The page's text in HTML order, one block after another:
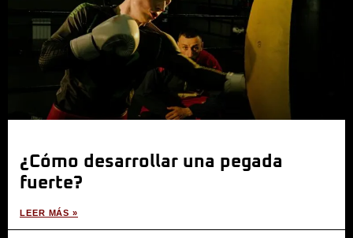
¿Cómo desarrollar una pegada
fuerte?
LEER MÁS »